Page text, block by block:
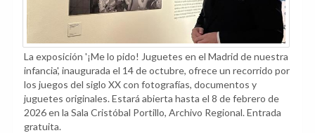
La exposición '¡Me lo pido! Juguetes en el Madrid de nuestra
infancia', inaugurada el 14 de octubre, ofrece un recorrido por
los juegos del siglo XX con fotografías, documentos y
juguetes originales. Estará abierta hasta el 8 de febrero de
2026 en la Sala Cristóbal Portillo, Archivo Regional. Entrada
gratuita.